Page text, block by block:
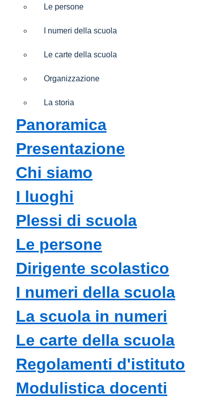
Le persone
I numeri della scuola
Le carte della scuola
Organizzazione
La storia
Panoramica
Presentazione
Chi siamo
I luoghi
Plessi di scuola
Le persone
Dirigente scolastico
I numeri della scuola
La scuola in numeri
Le carte della scuola
Regolamenti d'istituto
Modulistica docenti